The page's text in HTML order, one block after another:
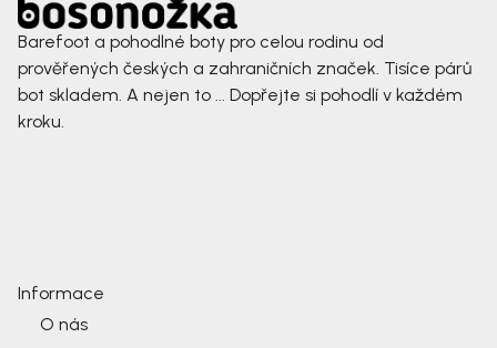
Barefoot a pohodlné boty pro celou rodinu od
prověřených českých a zahraničních značek. Tisíce párů
bot skladem. A nejen to ... Dopřejte si pohodlí v každém
kroku.
Informace
O nás